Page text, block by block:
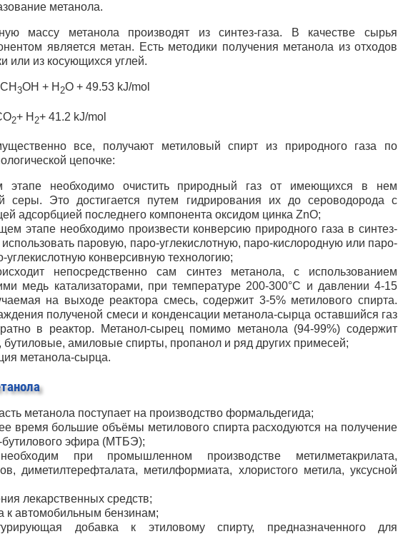
метанола.
массу метанола производят из синтез-газа. В качестве сырья
является метан. Есть методики получения метанола из отходов
или из косующихся углей.
3OH + H 2O + 49.53 kJ/mol
2+ H 2+ 41.2 kJ/mol
все, получают метиловый спирт из природного газа по
цепочке:
этапе необходимо очистить природный газ от имеющихся в нем
серы. Это достигается путем гидрирования их до сероводорода с
адсорбцией последнего компонента оксидом цинка ZnO;
этапе необходимо произвести конверсию природного газа в синтез-
паровую, паро-углекислотную, паро-кислородную или паро-
углекислотную конверсивную технологию;
непосредственно сам синтез метанола, с использованием
медь катализаторами, при температуре 200-300°C и давлении 4-15
на выходе реактора смесь, содержит 3-5% метилового спирта.
полученой смеси и конденсации метанола-сырца оставшийся газ
в реактор. Метанол-сырец помимо метанола (94-99%) содержит
бутиловые, амиловые спирты, пропанол и ряд других примесей;
метанола-сырца.
метанола поступает на производство формальдегида;
время большие объёмы метилового спирта расходуются на получение
бутилового эфира (МТБЭ);
при промышленном производстве метилметакрилата,
диметилтерефталата, метилформиата, хлористого метила, уксусной
лекарственных средств;
к автомобильным бензинам;
добавка к этиловому спирту, предназначенного для